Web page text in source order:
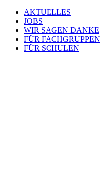
AKTUELLES
JOBS
WIR SAGEN DANKE
FÜR FACHGRUPPEN
FÜR SCHULEN